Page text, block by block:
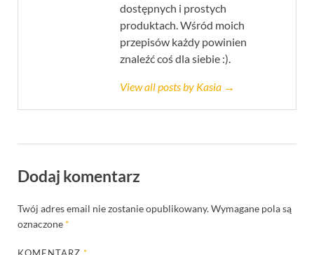
dostępnych i prostych
produktach. Wśród moich
przepisów każdy powinien
znaleźć coś dla siebie :).
View all posts by Kasia →
Dodaj komentarz
Twój adres email nie zostanie opublikowany.Wymagane pola są
oznaczone *
KOMENTARZ*